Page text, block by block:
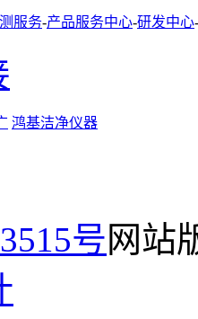
服务-产品服务中心-研发中心-
鸿基洁净仪器
号网站